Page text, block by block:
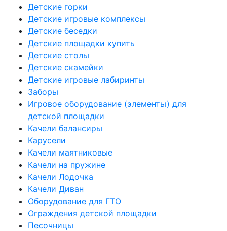
Детские горки
Детские игровые комплексы
Детские беседки
Детские площадки купить
Детские столы
Детские скамейки
Детские игровые лабиринты
Заборы
Игровое оборудование (элементы) для
детской площадки
Качели балансиры
Карусели
Качели маятниковые
Качели на пружине
Качели Лодочка
Качели Диван
Оборудование для ГТО
Ограждения детской площадки
Песочницы